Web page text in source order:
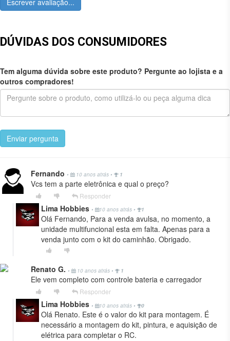
DÚVIDAS DOS CONSUMIDORES
Tem alguma dúvida sobre este produto? Pergunte ao lojista e a
outros compradores!
Enviar pergunta
Fernando • 10 anos atrás • 1
Vcs tem a parte eletrônica e qual o preço?
Responder
Lima Hobbies • 10 anos atrás • 1
Olá Fernando, Para a venda avulsa, no momento, a
unidade multifuncional esta em falta. Apenas para a
venda junto com o kit do caminhão. Obrigado.
Renato G. • 10 anos atrás • 1
Ele vem completo com controle bateria e carregador
Responder
Lima Hobbies • 10 anos atrás • 0
Olá Renato. Este é o valor do kit para montagem. É
necessário a montagem do kit, pintura, e aquisição de
elétrica para completar o RC.